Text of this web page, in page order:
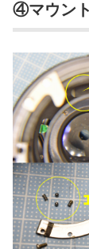
④マウン